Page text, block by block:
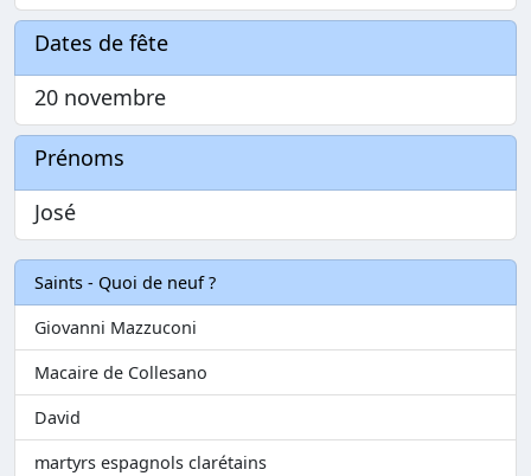
Dates de fête
20 novembre
Prénoms
José
Saints - Quoi de neuf ?
Giovanni Mazzuconi
Macaire de Collesano
David
martyrs espagnols clarétains